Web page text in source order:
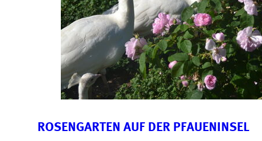
ROSENGARTEN AUF DER PFAUENINSEL